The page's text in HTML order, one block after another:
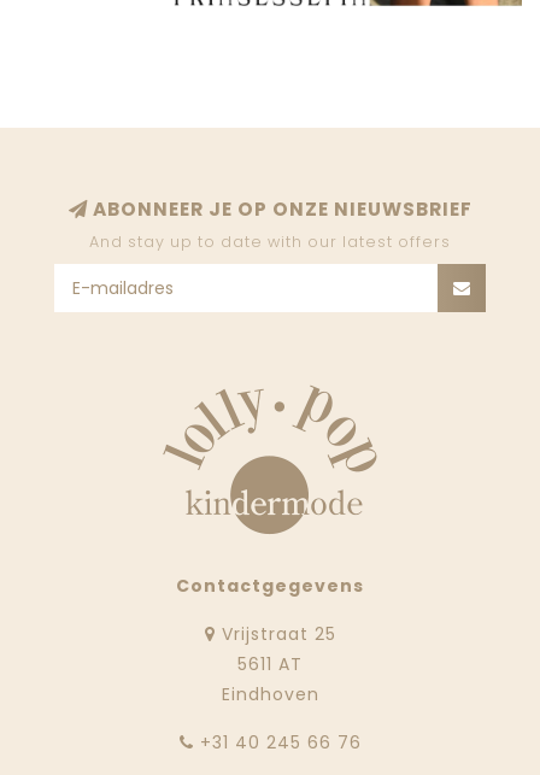
ABONNEER JE OP ONZE NIEUWSBRIEF
And stay up to date with our latest offers
Contactgegevens
Vrijstraat 25
5611 AT
Eindhoven
‭+31 40 245 66 76